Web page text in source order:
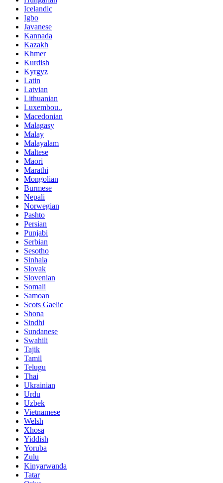
Icelandic
Igbo
Javanese
Kannada
Kazakh
Khmer
Kurdish
Kyrgyz
Latin
Latvian
Lithuanian
Luxembou..
Macedonian
Malagasy
Malay
Malayalam
Maltese
Maori
Marathi
Mongolian
Burmese
Nepali
Norwegian
Pashto
Persian
Punjabi
Serbian
Sesotho
Sinhala
Slovak
Slovenian
Somali
Samoan
Scots Gaelic
Shona
Sindhi
Sundanese
Swahili
Tajik
Tamil
Telugu
Thai
Ukrainian
Urdu
Uzbek
Vietnamese
Welsh
Xhosa
Yiddish
Yoruba
Zulu
Kinyarwanda
Tatar